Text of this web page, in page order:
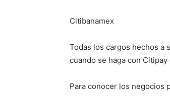
Citibanamex
Todas los cargos hechos a
cuando se haga con
Para conocer los negocios